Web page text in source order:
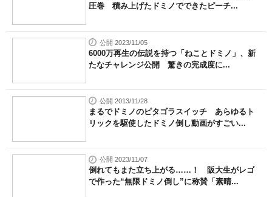
圧巻 積み上げたドミノでできたピーチ...
公開 2023/11/05
6000万再生の伝説を持つ「ねことドミノ」、新
たなチャレンジ公開 驚きの完成度に...
公開 2013/11/28
まるでドミノのピタゴラスイッチ あらゆるト
リックを駆使したドミノ倒し動画がすごい...
公開 2023/11/07
倒れてもまた立ち上がる……！ 阪大生がレゴ
で作った“無限ドミノ倒し”に称賛「素晴...